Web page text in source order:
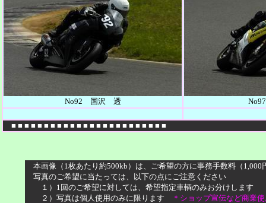
No92 国沢 透
■ ■ ■ ■ ■ ■ ■ ■ ■ ■ ■ ■ ■ ■ ■ ■ ■ ■ ■ ■ ■ ■ ■ ■
本画像（1枚あたり約500kb）は、ご希望の方に事務手数料（
写真のご希望に当たっては、以下の点にご注意ください
１）1回のご希望に対しては、希望指定車輌のみお分けします
２）写真は個人使用のみに限ります
＊ショップ宣伝など商業